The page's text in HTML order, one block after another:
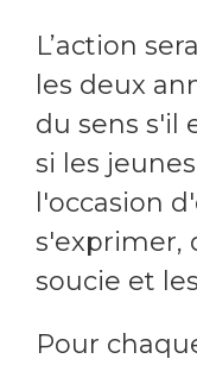
L’action
les deux
du sens s'il
si les
l'occasion
s'exprimer,
soucie et
Pour